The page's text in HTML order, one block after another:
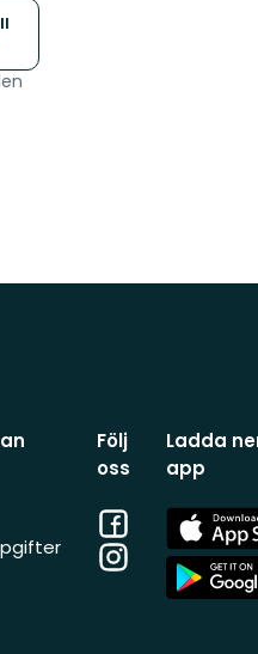
Följ
oss
Facebook
Instagram
Ladda
app
App
Store
App
Store